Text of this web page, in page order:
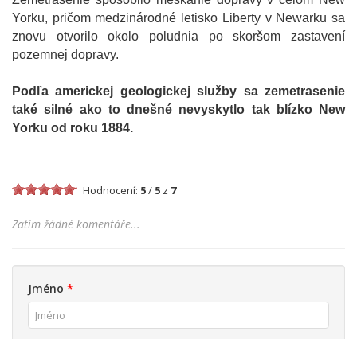
Yorku, pričom medzinárodné letisko Liberty v Newarku sa
znovu otvorilo okolo poludnia po skoršom zastavení
pozemnej dopravy.
Podľa americkej geologickej služby sa zemetrasenie
také silné ako to dnešné nevyskytlo tak blízko New
Yorku od roku 1884.
Hodnocení: 5/ 5 z 7
Zatím žádné komentáře...
Jméno *